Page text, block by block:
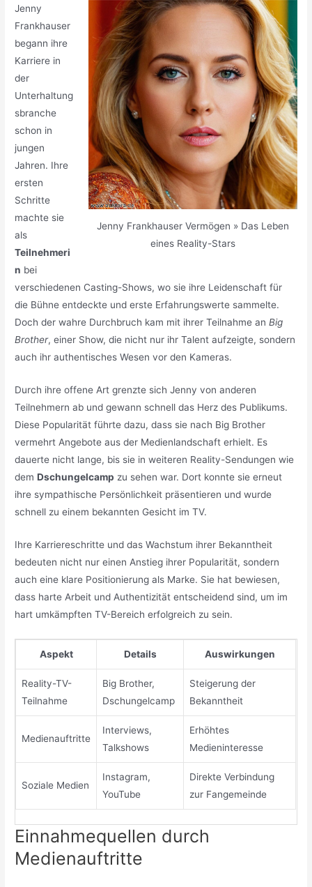
Jenny Frankhauser Vermögen » Das Leben
eines Reality-Stars
Jenny
Frankhauser
begann ihre
Karriere in
der
Unterhaltung
sbranche
schon in
jungen
Jahren. Ihre
ersten
Schritte
machte sie
als
Teilnehmeri
n bei
verschiedenen Casting-Shows, wo sie ihre Leidenschaft für
die Bühne entdeckte und erste Erfahrungswerte sammelte.
Doch der wahre Durchbruch kam mit ihrer Teilnahme anBig
Brother, einer Show, die nicht nur ihr Talent aufzeigte, sondern
auch ihr authentisches Wesen vor den Kameras.
Durch ihre offene Art grenzte sich Jenny von anderen
Teilnehmern ab und gewann schnell das Herz des Publikums.
Diese Popularität führte dazu, dass sie nach Big Brother
vermehrt Angebote aus der Medienlandschaft erhielt. Es
dauerte nicht lange, bis sie in weiteren Reality-Sendungen wie
demDschungelcamp zu sehen war. Dort konnte sie erneut
ihre sympathische Persönlichkeit präsentieren und wurde
schnell zu einem bekannten Gesicht im TV.
Ihre Karriereschritte und das Wachstum ihrer Bekanntheit
bedeuten nicht nur einen Anstieg ihrer Popularität, sondern
auch eine klare Positionierung als Marke. Sie hat bewiesen,
dass harte Arbeit und Authentizität entscheidend sind, um im
hart umkämpften TV-Bereich erfolgreich zu sein.
Aspekt Details Auswirkungen
Reality-TV-
Teilnahme
Big Brother,
Dschungelcamp
Steigerung der
Bekanntheit
Medienauftritte
Interviews,
Talkshows
Erhöhtes
Medieninteresse
Soziale Medien
Instagram,
YouTube
Direkte Verbindung
zur Fangemeinde
Einnahmequellen durch
Medienauftritte